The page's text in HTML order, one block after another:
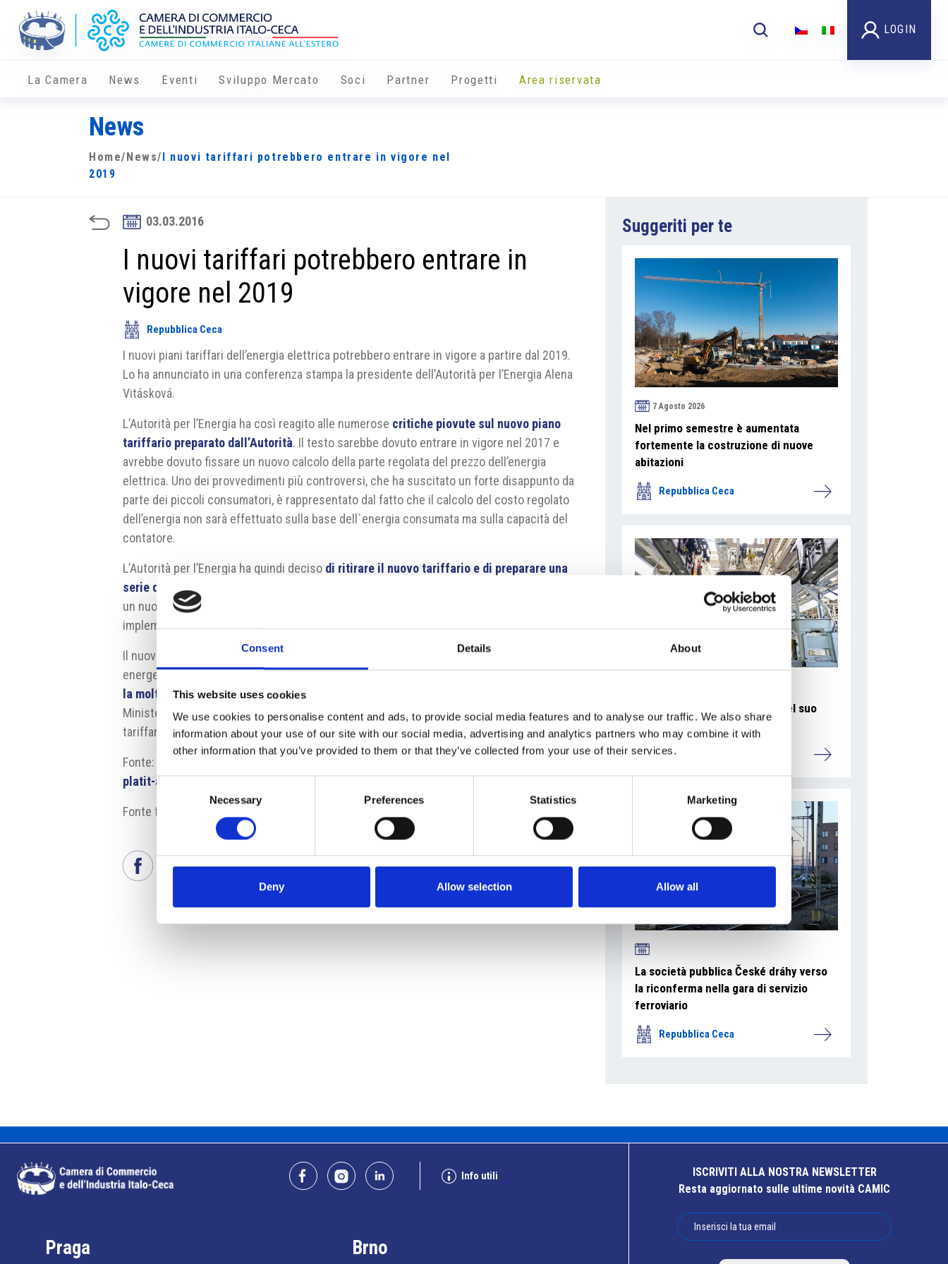
Consent Details About
This website uses cookies
We use cookies to personalise content and ads, to provide social media features and to analyse our traffic. We also share
information about your use of our site with our social media, advertising and analytics partners who may combine it with
other information that you’ve provided to them or that they’ve collected from your use of their services.
Consent
Necessary Preferences Statistics Marketing
Deny Allow selection Allow all
LOGIN
La Camera News Eventi Sviluppo Mercato Soci Partner Progetti Area riservata
News
Home/ News/
I nuovi tariffari potrebbero entrare in vigore nel
2019
03.03.2016
I nuovi tariffari potrebbero entrare in
vigore nel 2019
Repubblica Ceca
I nuovi piani tariffari dell’energia elettrica potrebbero entrare in vigore a partire dal 2019.
Lo ha annunciato in una conferenza stampa la presidente dell’Autorità per l’Energia Alena
Vitásková.
L’Autorità per l’Energia ha così reagito alle numerose critiche piovute sul nuovo piano
tariffario preparato dall’Autorità. Il testo sarebbe dovuto entrare in vigore nel 2017 e
avrebbe dovuto fissare un nuovo calcolo della parte regolata del prezzo dell’energia
elettrica. Uno dei provvedimenti più controversi, che ha suscitato un forte disappunto da
parte dei piccoli consumatori, è rappresentato dal fatto che il calcolo del costo regolato
dell’energia non sarà effettuato sulla base dell`energia consumata ma sulla capacità del
contatore.
L’Autorità per l’Energia ha quindi deciso di ritirare il nuovo tariffario e di preparare una
serie di consultazioni cittadine
un nuovo piano. Secondo l’Autorità il governo potrebbe allungare i tempi di
implementazione posticipando l’entrata in vigore al 2019.
Il nuovo piano tariffario dovrebbe riflettere alcuni cambiamenti avvenuti nel settore
energetico. Si tratta soprattutto delladecentralizzazione delle fonti di produzione con
la moltiplicazione di piccole centrali
Ministero dell’Industria e Commercio uno degli obiettivi principali del nuovo piano
tariffario dovrebbe essere l’aumento del risparmio energetico.
Fonte:
platit-az-od-roku-2019/1322098
Fonte fotografia: Pixabay
Suggeriti per te
7 Agosto 2026
Nel primo semestre è aumentata
fortemente la costruzione di nuove
abitazioni
Repubblica Ceca
La Škoda avvia la produzione del suo
SUV Peaq
Repubblica Ceca
La società pubblica České dráhy verso
la riconferma nella gara di servizio
ferroviario
Repubblica Ceca
Info utili
Praga Brno
ISCRIVITI ALLA NOSTRA NEWSLETTER
Resta aggiornato sulle ultime novità CAMIC